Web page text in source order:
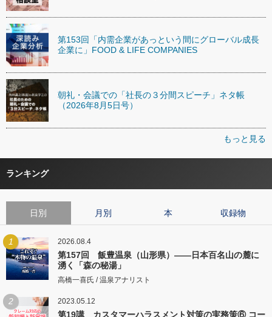
第153回「内需企業があっという間にグローバル成長
企業に」FOOD & LIFE COMPANIES
朝礼・会議での「社長の３分間スピーチ」ネタ帳
（2026年8月5日号）
もっと見る
ランキング
日別 月別 本 収録物
1 2026.08.4
第157回 飯豊温泉（山形県）――日本百名山の麓に
湧く「森の秘湯」
高橋一喜氏 / 温泉アナリスト
2 2023.05.12
第19講 カスタマーハラスメント対策の実務策⑥ コー